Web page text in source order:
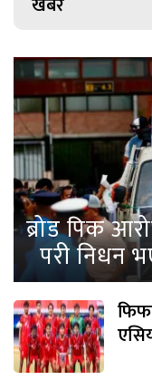
ब्रोड पिक
परी निधन